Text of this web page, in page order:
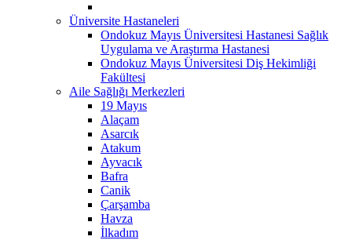
Üniversite Hastaneleri
Ondokuz Mayıs Üniversitesi Hastanesi Sağlık
Uygulama ve Araştırma Hastanesi
Ondokuz Mayıs Üniversitesi Diş Hekimliği
Fakültesi
Aile Sağlığı Merkezleri
19 Mayıs
Alaçam
Asarcık
Atakum
Ayvacık
Bafra
Canik
Çarşamba
Havza
İlkadım